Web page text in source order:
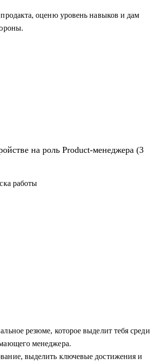
оценю уровень навыков и дам
на роль Product-менеджера (3
работы
резюме, которое выделит тебя среди
менеджера.
выделить ключевые достижения и